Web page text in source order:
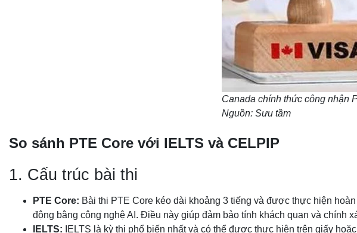
Canada chính thức công nhận
Nguồn: Sưu tầm
So sánh PTE Core với IELTS và CELPIP
1. Cấu trúc bài thi
PTE Core: Bài thi PTE Core kéo dài khoảng 3 tiếng và được thực hiện hoàn
động bằng công nghệ AI. Điều này giúp đảm bảo tính khách quan và chính
IELTS: IELTS là kỳ thi phổ biến nhất và có thể được thực hiện trên giấy